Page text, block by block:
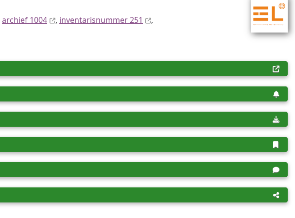
archief 1004 , inventaris­num­mer 251
,